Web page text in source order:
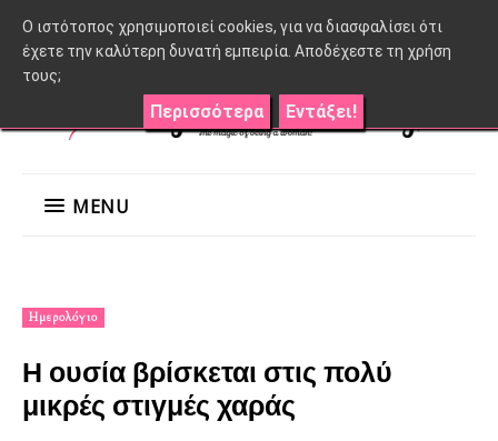
MENU
Ημερολόγιο
Η ουσία βρίσκεται στις πολύ
μικρές στιγμές χαράς
O ιστότοπος χρησιμοποιεί cookies, για να διασφαλίσει ότι
έχετε την καλύτερη δυνατή εμπειρία. Αποδέχεστε τη χρήση
τους;
Περισσότερα Εντάξει!